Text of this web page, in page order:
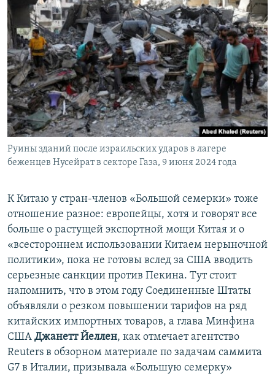
Руины зданий после израильских ударов в лагере
беженцев Нусейрат в секторе Газа, 9 июня 2024 года
К Китаю у стран-членов «Большой семерки» тоже
отношение разное: европейцы, хотя и говорят все
больше о растущей экспортной мощи Китая и о
«всестороннем использовании Китаем нерыночной
политики», пока не готовы вслед за США вводить
серьезные санкции против Пекина. Тут стоит
напомнить, что в этом году Соединенные Штаты
объявляли о резком повышении тарифов на ряд
китайских импортных товаров, а глава Минфина
США Джанетт Йеллен, как отмечает агентство
Reuters в обзорном материале по задачам саммита
G7 в Италии, призывала «Большую семерку»